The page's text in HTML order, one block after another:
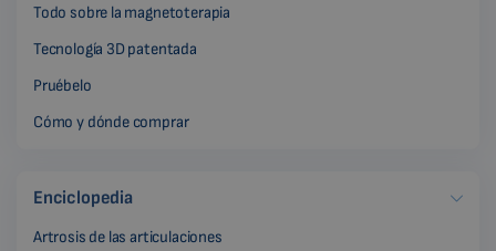
Todo sobre la magnetoterapia
Tecnología 3D patentada
Pruébelo
Cómo y dónde comprar
Enciclopedia
Artrosis de las articulaciones